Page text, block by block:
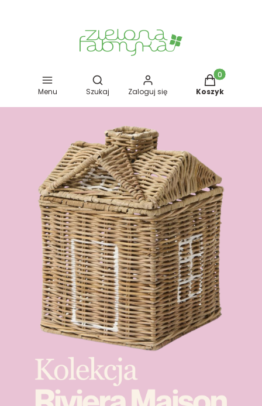
Menu
Otwórz wyszukiwarkę
Szukaj Zaloguj się
Produkty w
Koszyk